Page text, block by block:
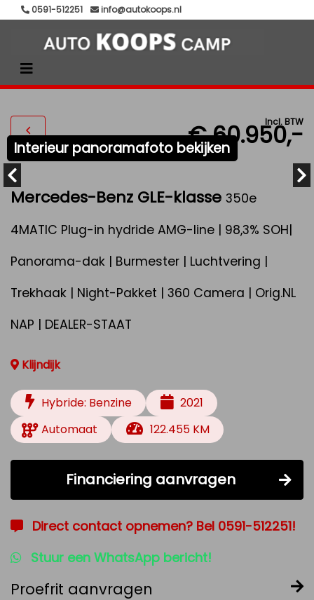
0591-512251 info@autokoops.nl
Incl. BTW
€ 60.950,-
Interieur panoramafoto bekijken
Mercedes-Benz GLE-klasse 350e
4MATIC Plug-in hydride AMG-line | 98,3% SOH|
Panorama-dak | Burmester | Luchtvering |
Trekhaak | Night-Pakket | 360 Camera | Orig.NL
NAP | DEALER-STAAT
Klijndijk
Hybride: Benzine
2021
Automaat
122.455 KM
Financiering aanvragen
Direct contact opnemen? Bel 0591-512251!
Stuur een WhatsApp bericht!
Proefrit aanvragen